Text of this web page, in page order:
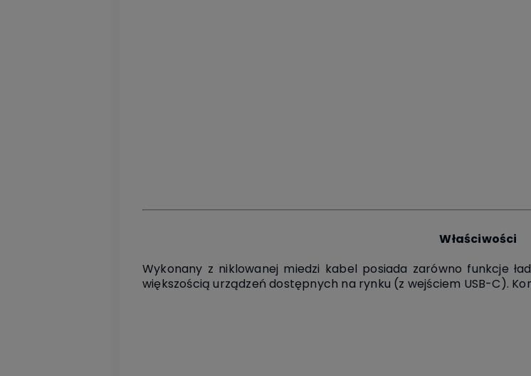
Właściwości
Wykonany z niklowanej miedzi kabel posiada zarówno funkcje
większością urządzeń dostępnych na rynku (z wejściem USB-C).